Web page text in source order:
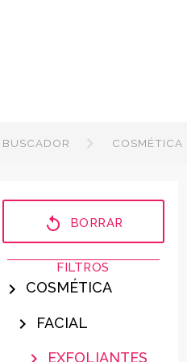
BUSCADOR COSMÉTICA
replay BORRAR
FILTROS
chevron_right COSMÉTICA
chevron_right FACIAL
EXFOLIANTES